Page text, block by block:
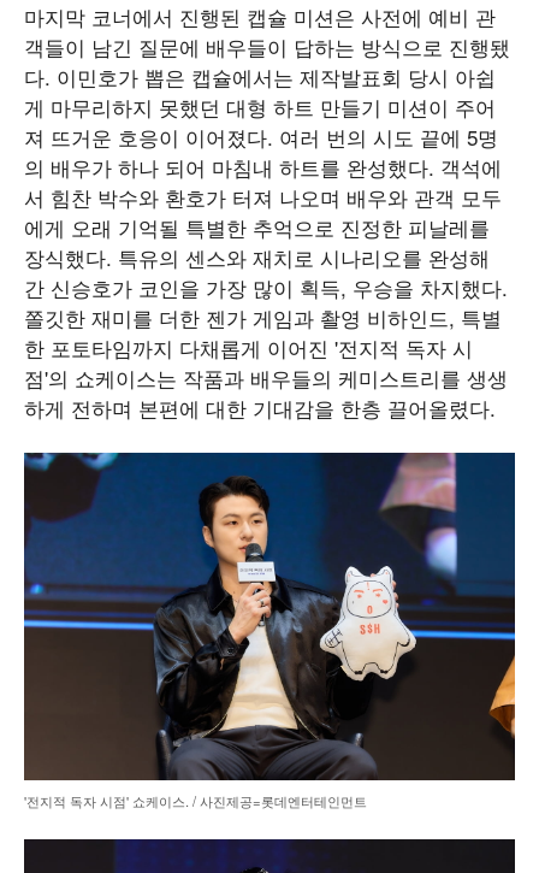
마지막 코너에서 진행된 캡슐 미션은 사전에 예비 관
객들이 남긴 질문에 배우들이 답하는 방식으로 진행됐
다. 이민호가 뽑은 캡슐에서는 제작발표회 당시 아쉽
게 마무리하지 못했던 대형 하트 만들기 미션이 주어
져 뜨거운 호응이 이어졌다. 여러 번의 시도 끝에 5명
의 배우가 하나 되어 마침내 하트를 완성했다. 객석에
서 힘찬 박수와 환호가 터져 나오며 배우와 관객 모두
에게 오래 기억될 특별한 추억으로 진정한 피날레를
장식했다. 특유의 센스와 재치로 시나리오를 완성해
간 신승호가 코인을 가장 많이 획득, 우승을 차지했다.
쫄깃한 재미를 더한 젠가 게임과 촬영 비하인드, 특별
한 포토타임까지 다채롭게 이어진 '전지적 독자 시
점'의 쇼케이스는 작품과 배우들의 케미스트리를 생생
하게 전하며 본편에 대한 기대감을 한층 끌어올렸다.
'전지적 독자 시점' 쇼케이스. / 사진제공=롯데엔터테인먼트